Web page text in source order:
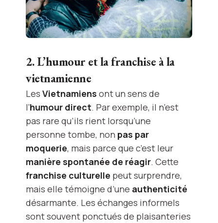
2. L’humour et la franchise à la
vietnamienne
Les Vietnamiens ont un sens de
l’humour direct. Par exemple, il n’est
pas rare qu’ils rient lorsqu’une
personne tombe, non pas par
moquerie, mais parce que c’est leur
manière spontanée de réagir. Cette
franchise culturelle peut surprendre,
mais elle témoigne d’une authenticité
désarmante. Les échanges informels
sont souvent ponctués de plaisanteries